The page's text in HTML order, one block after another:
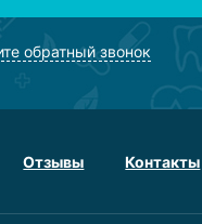
обратный звонок
Отзывы Контакты